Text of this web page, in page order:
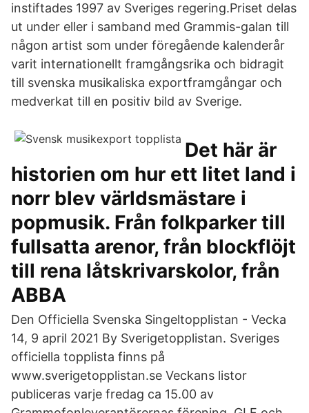
instiftades 1997 av Sveriges regering.Priset delas
ut under eller i samband med Grammis-galan till
någon artist som under föregående kalenderår
varit internationellt framgångsrika och bidragit
till svenska musikaliska exportframgångar och
medverkat till en positiv bild av Sverige.
Det här är
historien om hur ett litet land i
norr blev världsmästare i
popmusik. Från folkparker till
fullsatta arenor, från blockflöjt
till rena låtskrivarskolor, från
ABBA
Den Officiella Svenska Singeltopplistan - Vecka
14, 9 april 2021 By Sverigetopplistan. Sveriges
officiella topplista finns på
www.sverigetopplistan.se Veckans listor
publiceras varje fredag ca 15.00 av